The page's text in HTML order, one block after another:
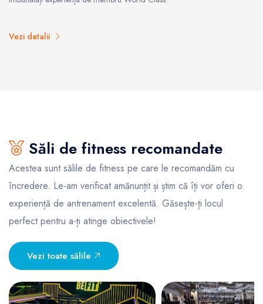
Vezi detalii
Săli de fitness recomandate
Acestea sunt sălile de fitness pe care le recomandăm cu
încredere. Le-am verificat amănunțit și știm că îți vor oferi o
experiență de antrenament excelentă. Găsește-ți locul
perfect pentru a-ți atinge obiectivele!
Vezi toate sălile